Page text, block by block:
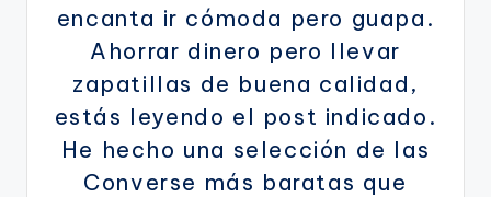
encanta ir cómoda pero guapa.
Ahorrar dinero pero llevar
zapatillas de buena calidad,
estás leyendo el post indicado.
He hecho una selección de las
Converse más baratas que